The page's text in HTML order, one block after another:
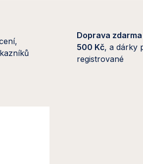
Doprava zdarma
500 Kč, a dárky
registrované